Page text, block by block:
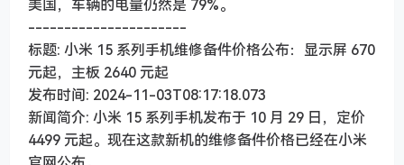
美国，车辆的电量仍然是 79%。
----------------------
标题: 小米 15 系列手机维修备件价格公布：显示屏 670
元起，主板 2640 元起
发布时间: 2024-11-03T08:17:18.073
新闻简介: 小米 15 系列手机发布于 10 月 29 日，定价
4499 元起。现在这款新机的维修备件价格已经在小米